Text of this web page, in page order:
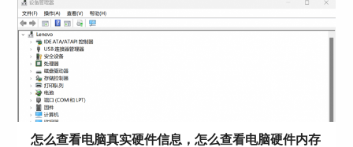
点击工具，在其下拉框中找到“GPGPU测试”，通过
测试可以检测出电脑显卡相关的数据，然后将检测
出来的数据与标准值进行一一比照便可以检测出显
卡的显存出现异常的原因了。如图三所示。
怎么查看电脑真实硬件信息，怎么查看电脑硬件内存